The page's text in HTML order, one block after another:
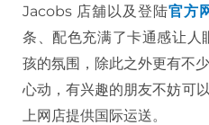
Jacobs 店舖以及登陆官方
条、配色充满了卡通感让人
孩的氛围，除此之外更有不
心动，有兴趣的朋友不妨可
上网店提供国际运送。